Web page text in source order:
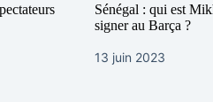
Sénégal : qui est
signer au Barça ?
13 juin 2023